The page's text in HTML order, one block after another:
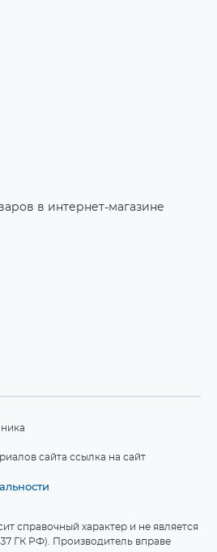
в интернет-магазине
сайта ссылка на сайт
справочный характер и не является
ГК РФ). Производитель вправе